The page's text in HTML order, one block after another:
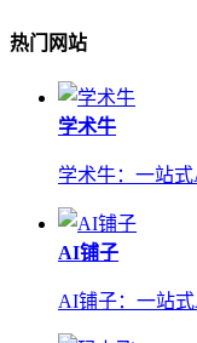
热门网站
学术牛
学术牛：一站
AI铺子
AI铺子：一站